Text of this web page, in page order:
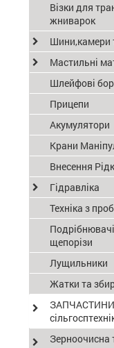
Візки для
жниварок
Шини,камери
Мастильні
Шлейфові
Прицепи
Акумулятори
Крани
Внесення
Гідравліка
Техніка з
Подрібнювачі
щепорізи
Лущильники
Жатки та
Зерноочисна